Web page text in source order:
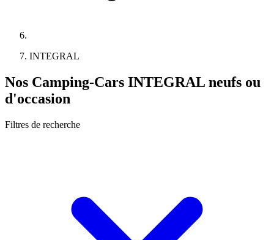
INTEGRAL
Nos Camping-Cars INTEGRAL neufs ou
d'occasion
Filtres de recherche